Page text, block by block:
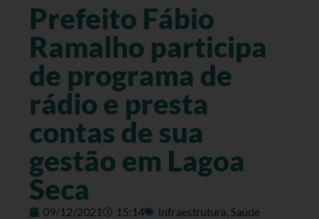
Prefeito Fábio
Ramalho participa
de programa de
rádio e presta
contas de sua
gestão em Lagoa
Seca
09/12/2021 15:14 Infraestrutura,Saúde